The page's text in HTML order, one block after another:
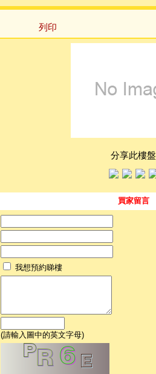
列印
分享此樓盤
買家留言
我想預約睇樓
(請輸入圖中的英文字母)